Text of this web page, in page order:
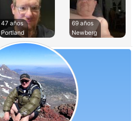
47 años
Portland
69 años
Newberg